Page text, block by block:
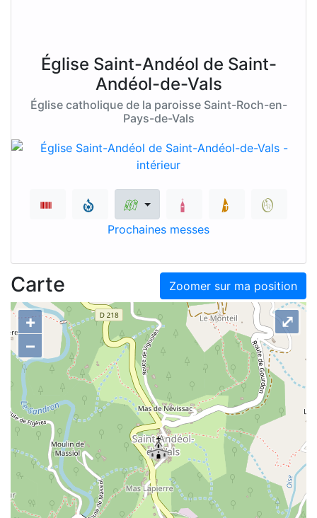
Église Saint-Andéol de Saint-
Andéol-de-Vals
Église catholique de la paroisse Saint-Roch-en-
Pays-de-Vals
Prochaines messes
Zoomer sur ma position
Carte
+
–
⤢